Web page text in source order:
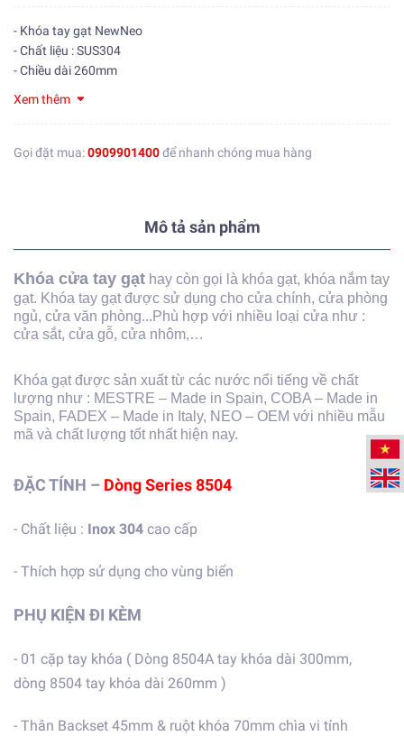
- Khóa tay gạt NewNeo
- Chất liệu : SUS304
- Chiều dài 260mm
Xem thêm
Gọi đặt mua:0909901400để nhanh chóng mua hàng
Mô tả sản phẩm
Khóa cửa tay gạt hay còn gọi là khóa gạt, khóa nắm tay
gạt. Khóa tay gạt được sử dụng cho cửa chính, cửa phòng
ngủ, cửa văn phòng...Phù hợp với nhiều loại cửa như :
cửa sắt, cửa gỗ, cửa nhôm,…
Khóa gạt được sản xuất từ các nước nổi tiếng về chất
lượng như : MESTRE – Made in Spain, COBA – Made in
Spain, FADEX – Made in Italy, NEO – OEM với nhiều mẫu
mã và chất lượng tốt nhất hiện nay.​
ĐẶC TÍNH – Dòng Series 8504
- Chất liệu : Inox 304 cao cấp
- Thích hợp sử dụng cho vùng biển
PHỤ KIỆN ĐI KÈM
- 01 cặp tay khóa ( Dòng 8504A tay khóa dài 300mm,
dòng 8504 tay khóa dài 260mm )
- Thân Backset 45mm & ruột khóa 70mm chìa vi tính